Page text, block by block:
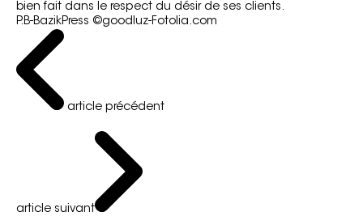
bien fait dans le respect du désir de ses clients.
P.B-BazikPress ©goodluz-Fotolia.com
article précédent
article suivant